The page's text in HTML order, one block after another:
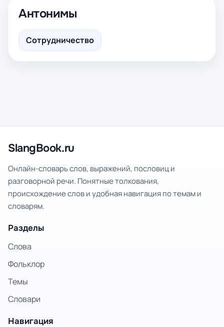
Антонимы
Сотрудничество
SlangBook.ru
Онлайн-словарь слов, выражений, пословиц и
разговорной речи. Понятные толкования,
происхождение слов и удобная навигация по темам и
словарям.
Разделы
Слова
Фольклор
Темы
Словари
Навигация